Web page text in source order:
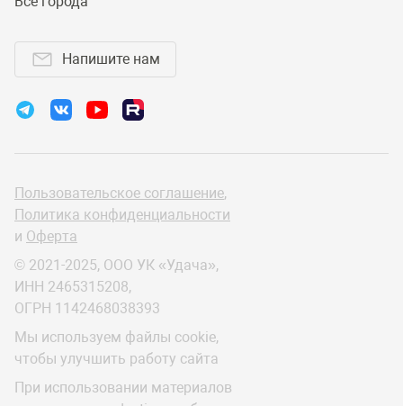
Напишите нам
Пользовательское соглашение,
Политика конфиденциальности
и Оферта
© 2021-2025, ООО УК «Удача»,
ИНН 2465315208,
ОГРН 1142468038393
Мы используем файлы cookie,
чтобы улучшить работу сайта
При использовании материалов